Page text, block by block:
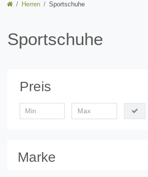
Herren Sportschuhe
Sportschuhe
Preis
Marke